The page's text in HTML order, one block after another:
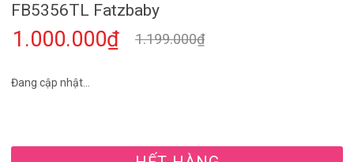
FB5356TL Fatzbaby
1.000.000₫ 1.199.000₫
Đang cập nhật...